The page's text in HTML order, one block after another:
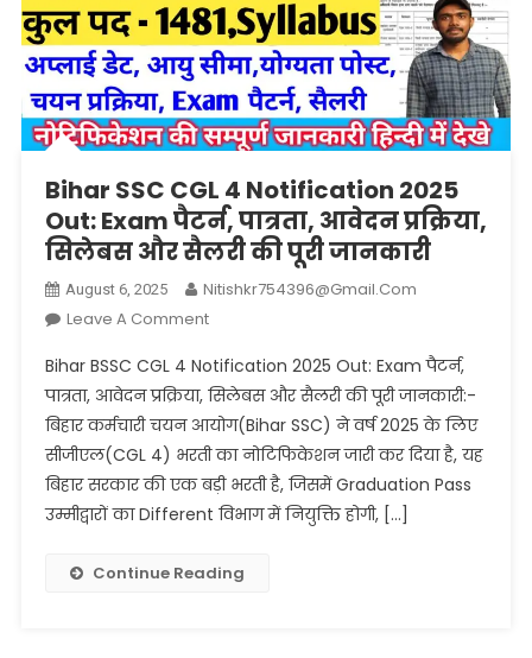
Bihar SSC CGL 4 Notification 2025
Out: Exam पैटर्न, पात्रता, आवेदन प्रक्रिया,
सिलेबस और सैलरी की पूरी जानकारी
August 6, 2025
Nitishkr754396@gmail.com
Leave A CommentOn
SSC
CGL
4
Notification
2025
Out:
पैटर्न,
Bihar BSSC CGL 4 Notification 2025 Out: Exam पैटर्न,
पात्रता, आवेदन प्रक्रिया, सिलेबस और सैलरी की पूरी जानकारी:-
बिहार कर्मचारी चयन आयोग(Bihar SSC) ने वर्ष 2025 के लिए
सीजीएल(CGL 4) भरती का नोटिफिकेशन जारी कर दिया है, यह
बिहार सरकार की एक बड़ी भरती है, जिसमें Graduation Pass
उम्मीद्वारों का Different विभाग में नियुक्ति होगी, […]
Continue Reading